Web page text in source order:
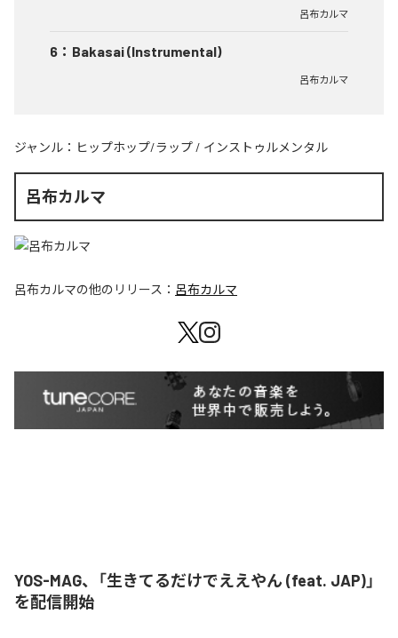
呂布カルマ
6 ： Bakasai (Instrumental)
呂布カルマ
ジャンル： ヒップホップ/ラップ / インストゥルメンタル
呂布カルマ
呂布カルマの他のリリース： 呂布カルマ
YOS-MAG、「生きてるだけでええやん (feat. JAP)」
を配信開始